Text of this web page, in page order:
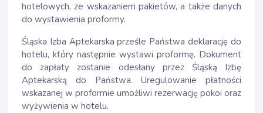
hotelowych, ze wskazaniem pakietów, a także danych
do wystawienia proformy.
Śląska Izba Aptekarska prześle Państwa deklarację do
hotelu, który następnie wystawi proformę. Dokument
do zapłaty zostanie odesłany przez Śląską Izbę
Aptekarską do Państwa. Uregulowanie płatności
wskazanej w proformie umożliwi rezerwację pokoi oraz
wyżywienia w hotelu.